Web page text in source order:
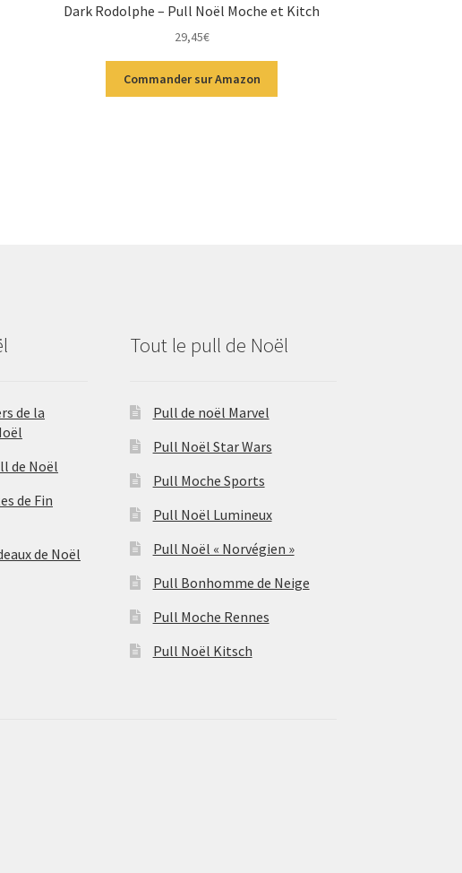
Dark Rodolphe – Pull Noël Moche et Kitch
29,45€
Commander sur Amazon
de la
de Noël
de Fin
de Noël
Tout le pull de Noël
Pull de noël Marvel
Pull Noël Star Wars
Pull Moche Sports
Pull Noël Lumineux
Pull Noël « Norvégien »
Pull Bonhomme de Neige
Pull Moche Rennes
Pull Noël Kitsch